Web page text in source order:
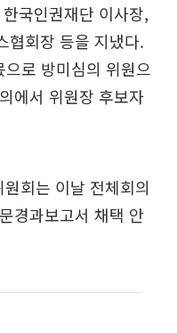
국인권재단 이사장,
협회장 등을 지냈다.
로 방미심의 위원으
에서 위원장 후보자
회는 이날 전체회의
경과보고서 채택 안